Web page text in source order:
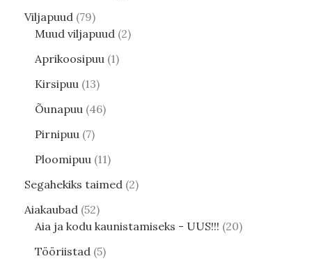
Viljapuud 79
Muud viljapuud 2
Aprikoosipuu 1
Kirsipuu 13
Õunapuu 46
Pirnipuu 7
Ploomipuu 11
Segahekiks taimed 2
Aiakaubad 52
Aia ja kodu kaunistamiseks - UUS!!! 20
Tööriistad 5